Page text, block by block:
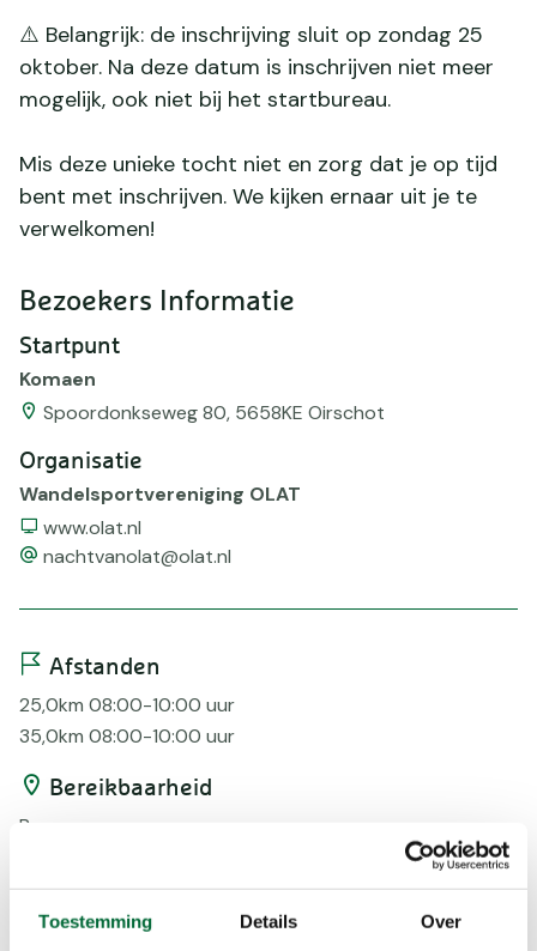
Toestemming Details Over
⚠️ Belangrijk: de inschrijving sluit op zondag 25
oktober. Na deze datum is inschrijven niet meer
mogelijk, ook niet bij het startbureau.
Mis deze unieke tocht niet en zorg dat je op tijd
bent met inschrijven. We kijken ernaar uit je te
verwelkomen!
Bezoekers Informatie
Startpunt
Komaen
Spoordonkseweg 80, 5658KE Oirschot
Organisatie
Wandelsportvereniging OLAT
Website
www.olat.nl
emailnachtvanolat@olat.nl
Afstanden
25,0km 08:00-10:00 uur
35,0km 08:00-10:00 uur
Bereikbaarheid
Bus
AED